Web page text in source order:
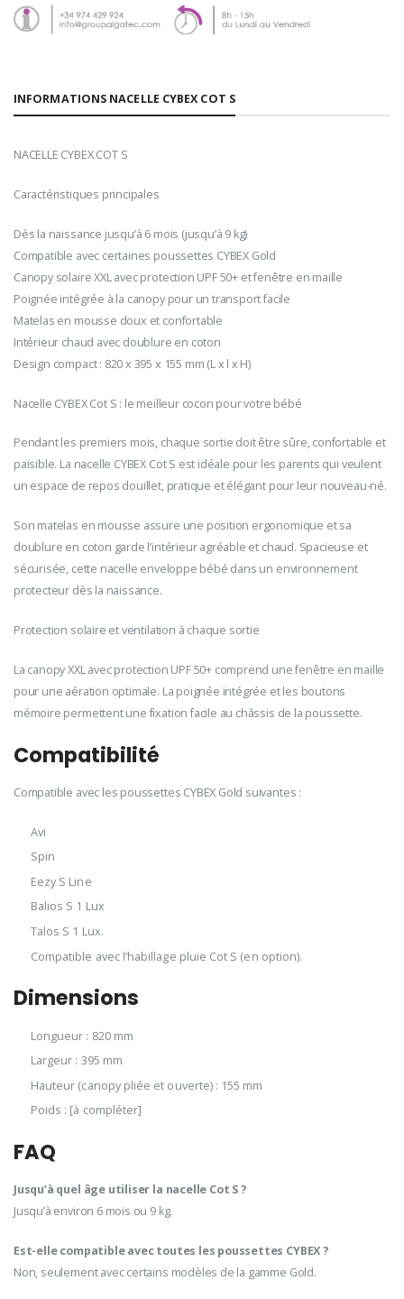
INFORMATIONS NACELLE CYBEX COT S
NACELLE CYBEX COT S
Caractéristiques principales
Dès la naissance jusqu’à 6 mois (jusqu’à 9 kg)
Compatible avec certaines poussettes CYBEX Gold
Canopy solaire XXL avec protection UPF 50+ et fenêtre en maille
Poignée intégrée à la canopy pour un transport facile
Matelas en mousse doux et confortable
Intérieur chaud avec doublure en coton
Design compact : 820 x 395 x 155 mm (L x l x H)
Nacelle CYBEX Cot S : le meilleur cocon pour votre bébé
Pendant les premiers mois, chaque sortie doit être sûre, confortable et
paisible. La nacelle CYBEX Cot S est idéale pour les parents qui veulent
un espace de repos douillet, pratique et élégant pour leur nouveau-né.
Son matelas en mousse assure une position ergonomique et sa
doublure en coton garde l’intérieur agréable et chaud. Spacieuse et
sécurisée, cette nacelle enveloppe bébé dans un environnement
protecteur dès la naissance.
Protection solaire et ventilation à chaque sortie
La canopy XXL avec protection UPF 50+ comprend une fenêtre en maille
pour une aération optimale. La poignée intégrée et les boutons
mémoire permettent une fixation facile au châssis de la poussette.
Compatibilité
Compatible avec les poussettes CYBEX Gold suivantes :
Avi
Spin
Eezy S Line
Balios S 1 Lux
Talos S 1 Lux.
Compatible avec l’habillage pluie Cot S (en option).
Dimensions
Longueur : 820 mm
Largeur : 395 mm
Hauteur (canopy pliée et ouverte) : 155 mm
Poids : [à compléter]
FAQ
Jusqu’à quel âge utiliser la nacelle Cot S ?
Jusqu’à environ 6 mois ou 9 kg.
Est-elle compatible avec toutes les poussettes CYBEX ?
Non, seulement avec certains modèles de la gamme Gold.